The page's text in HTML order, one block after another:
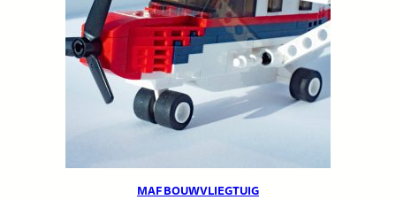
MAF BOUWVLIEGTUIG